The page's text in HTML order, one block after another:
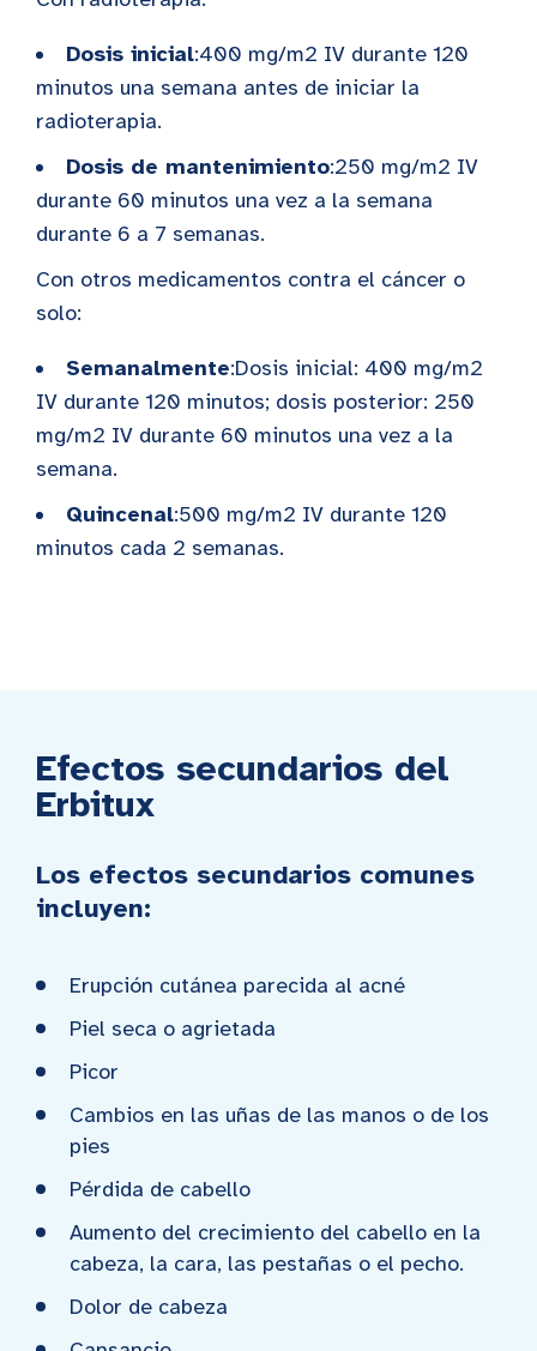
Dosis inicial:400 mg/m2 IV durante 120
minutos una semana antes de iniciar la
radioterapia.
Dosis de mantenimiento:250 mg/m2 IV
durante 60 minutos una vez a la semana
durante 6 a 7 semanas.
Con otros medicamentos contra el cáncer o
solo:
Semanalmente:Dosis inicial: 400 mg/m2
IV durante 120 minutos; dosis posterior: 250
mg/m2 IV durante 60 minutos una vez a la
semana.
Quincenal:500 mg/m2 IV durante 120
minutos cada 2 semanas.
Efectos secundarios del
Erbitux
Los efectos secundarios comunes
incluyen:
Erupción cutánea parecida al acné
Piel seca o agrietada
Picor
Cambios en las uñas de las manos o de los
pies
Pérdida de cabello
Aumento del crecimiento del cabello en la
cabeza, la cara, las pestañas o el pecho.
Dolor de cabeza